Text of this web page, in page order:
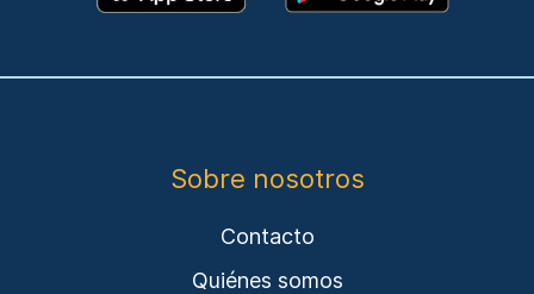
Sobre nosotros
Contacto
Quiénes somos